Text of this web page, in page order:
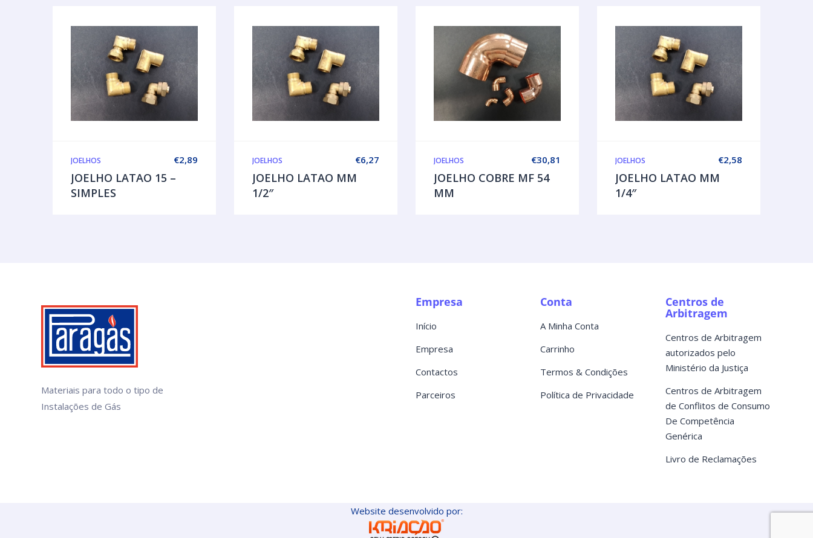
€2,89
JOELHOS
JOELHO LATAO 15 –
SIMPLES
€6,27
JOELHOS
JOELHO LATAO MM
1/2″
€30,81
JOELHOS
JOELHO COBRE MF 54
MM
€2,58
JOELHOS
JOELHO LATAO MM
1/4″
Materiais para todo o tipo de
Instalações de Gás
Empresa
Início
Empresa
Contactos
Parceiros
Conta
A Minha Conta
Carrinho
Termos & Condições
Política de Privacidade
Centros de
Arbitragem
Centros de Arbitragem
autorizados pelo
Ministério da Justiça
Centros de Arbitragem
de Conflitos de Consumo
De Competência
Genérica
Livro de Reclamações
Website desenvolvido por: